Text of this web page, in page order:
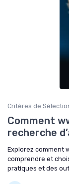
Critères de
Comment
recherche
Explorez comment
comprendre et
pratiques et des